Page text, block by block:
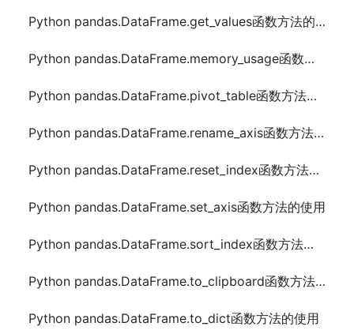
Python pandas.DataFrame.get_values函数方法的使用
Python pandas.DataFrame.memory_usage函数方法的使用
Python pandas.DataFrame.pivot_table函数方法的使用
Python pandas.DataFrame.rename_axis函数方法的使用
Python pandas.DataFrame.reset_index函数方法的使用
Python pandas.DataFrame.set_axis函数方法的使用
Python pandas.DataFrame.sort_index函数方法的使用
Python pandas.DataFrame.to_clipboard函数方法的使用
Python pandas.DataFrame.to_dict函数方法的使用